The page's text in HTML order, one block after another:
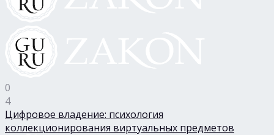
0
4
Цифровое владение: психология
коллекционирования виртуальных предметов